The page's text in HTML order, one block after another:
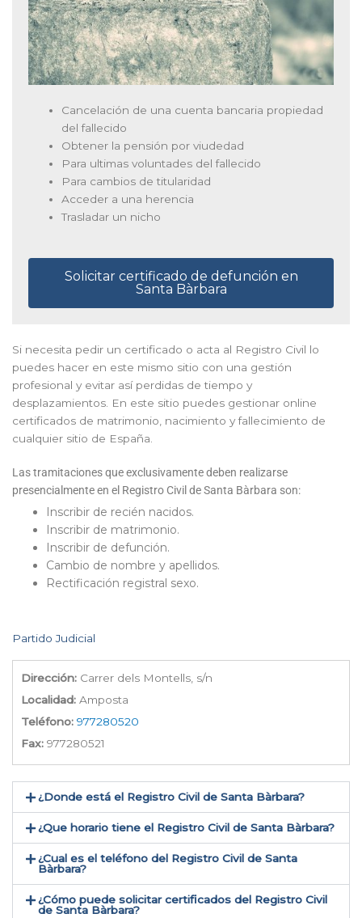
Cancelación de una cuenta bancaria propiedad
del fallecido
Obtener la pensión por viudedad
Para ultimas voluntades del fallecido
Para cambios de titularidad
Acceder a una herencia
Trasladar un nicho
Solicitar certificado de defunción en
Santa Bàrbara
Si necesita pedir un certificado o acta al Registro Civil lo
puedes hacer en este mismo sitio con una gestión
profesional y evitar así perdidas de tiempo y
desplazamientos. En este sitio puedes gestionar online
certificados de matrimonio, nacimiento y fallecimiento de
cualquier sitio de España.
Las tramitaciones que exclusivamente deben realizarse
presencialmente en el Registro Civil de Santa Bàrbara son:
Inscribir de recién nacidos.
Inscribir de matrimonio.
Inscribir de defunción.
Cambio de nombre y apellidos.
Rectificación registral sexo.
Partido Judicial
Dirección: Carrer dels Montells, s/n
Localidad: Amposta
Teléfono: 977280520
Fax: 977280521
¿Donde está el Registro Civil de Santa Bàrbara​?
¿Que horario tiene el Registro Civil de Santa Bàrbara?
¿Cual es el teléfono del Registro Civil de Santa
Bàrbara​?
¿Cómo puede solicitar certificados del Registro Civil
de Santa Bàrbara​?